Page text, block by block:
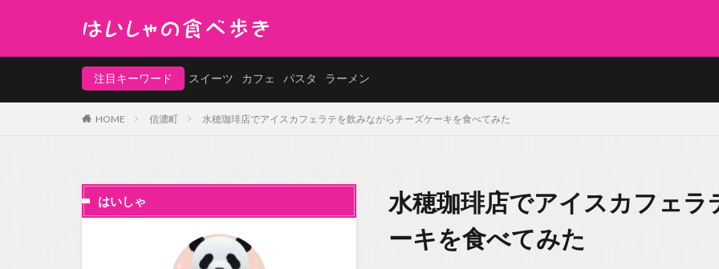
注目キーワード スイーツ カフェ パスタ ラーメン
HOME 信濃町 水穂珈琲店でアイスカフェラテを飲みながらチーズケーキを食べてみた
水穂珈琲店でアイスカフェ
ーキを食べてみた
はいしゃ